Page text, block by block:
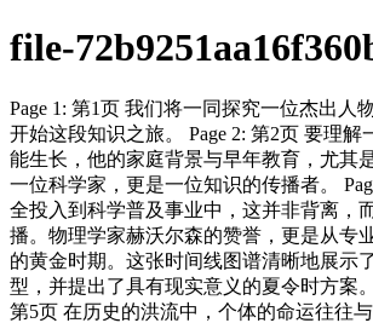
file-
Page 1: 第1页 我们将一同探究一位杰出
开始这段知识之旅。 Page 2: 第2页 要理
能生长，他的家庭背景与早年教育，尤其
一位科学家，更是一位知识的传播者。
全投入到科学普及事业中，这并非背离，
播。物理学家赫沃尔森的赞誉，更是从专
的黄金时期。这张时间线图谱清晰地展示
型，并提出了具有现实意义的夏令时方案
第5页 在历史的洪流中，个体的命运往往